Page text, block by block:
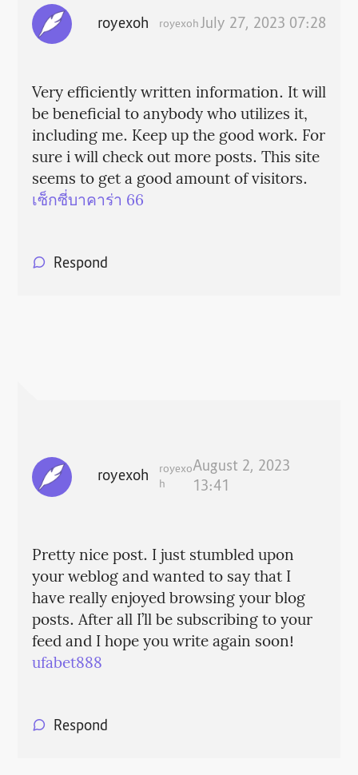
royexoh royexohJuly 27, 2023 07:28
Very efficiently written information. It will
be beneficial to anybody who utilizes it,
including me. Keep up the good work. For
sure i will check out more posts. This site
seems to get a good amount of visitors.
เซ็กซี่บาคาร่า 66
Respond
royexoh
royexo
h
August 2, 2023
13:41
Pretty nice post. I just stumbled upon
your weblog and wanted to say that I
have really enjoyed browsing your blog
posts. After all I’ll be subscribing to your
feed and I hope you write again soon!
ufabet888
Respond